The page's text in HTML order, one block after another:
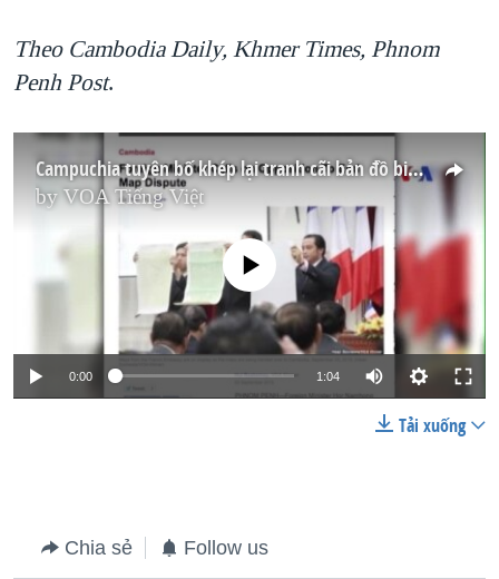
Theo Cambodia Daily, Khmer Times, Phnom
Penh Post.
Campuchia tuyên bố khép lại tranh cãi bản đồ biên giới với Việt Nam
byVOA Tiếng Việt
No media source currently available
0:00 1:04
Tải xuống
Chia sẻ Follow us